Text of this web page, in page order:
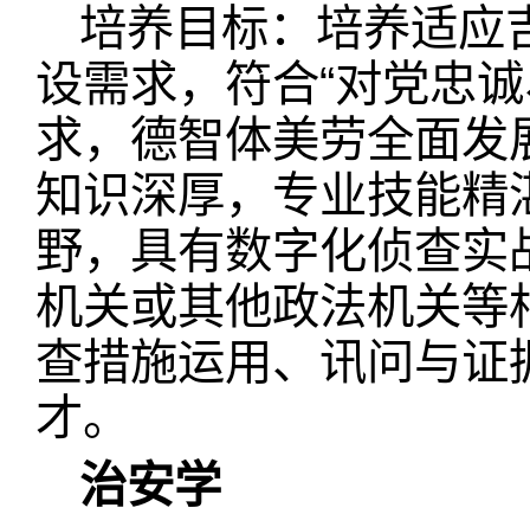
培养目标：培养适应
设需求，符合“对党忠
求，德智体美劳全面
知识深厚，专业技能
野，具有数字化侦查
机关或其他政法机关
查措施运用、讯问与
才。
治安学